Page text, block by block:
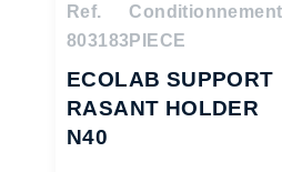
Ref.
803183
Conditionnement
PIECE
ECOLAB SUPPORT
RASANT HOLDER
N40